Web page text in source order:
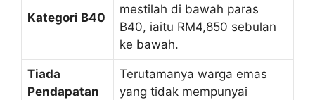
Kategori B40
mestilah di bawah paras
B40, iaitu RM4,850 sebulan
ke bawah.
Tiada
Pendapatan
Terutamanya warga emas
yang tidak mempunyai